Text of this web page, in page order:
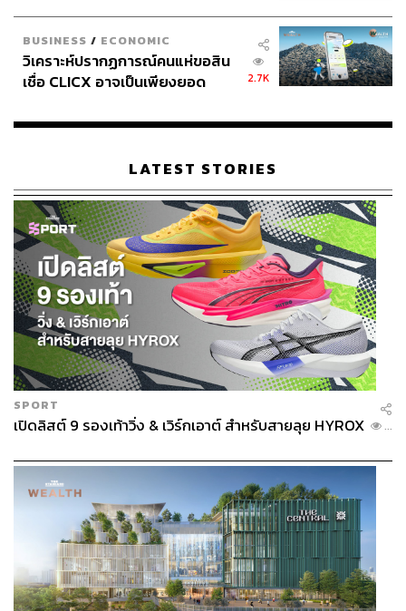
BUSINESS / ECONOMIC
วิเคราะห์ปรากฏการณ์คนแห่ขอสิน
เชื่อ CLICX อาจเป็นเพียงยอด
เรือนไทยที่ถูกซุกไว้
2.7K
LATEST STORIES
SPORT
เปิดลิสต์ 9 รองเท้าวิ่ง & เวิร์กเอาต์ สำหรับสายลุย HYROX ...